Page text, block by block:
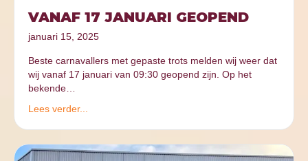
VANAF 17 JANUARI GEOPEND
januari 15, 2025
Beste carnavallers met gepaste trots melden wij weer dat
wij vanaf 17 januari van 09:30 geopend zijn. Op het
bekende…
Lees verder...